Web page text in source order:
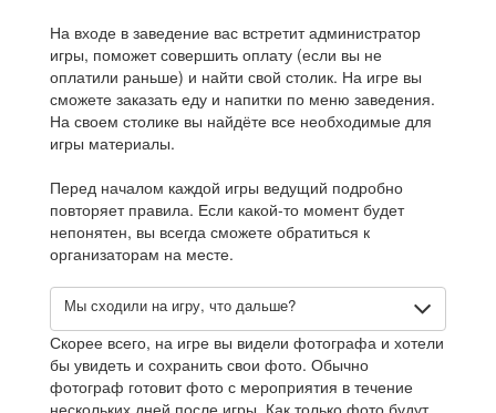
На входе в заведение вас встретит администратор
игры, поможет совершить оплату (если вы не
оплатили раньше) и найти свой столик. На игре вы
сможете заказать еду и напитки по меню заведения.
На своем столике вы найдёте все необходимые для
игры материалы.
Перед началом каждой игры ведущий подробно
повторяет правила. Если какой-то момент будет
непонятен, вы всегда сможете обратиться к
организаторам на месте.
Мы сходили на игру, что дальше?
Скорее всего, на игре вы видели фотографа и хотели
бы увидеть и сохранить свои фото. Обычно
фотограф готовит фото с мероприятия в течение
нескольких дней после игры. Как только фото будут